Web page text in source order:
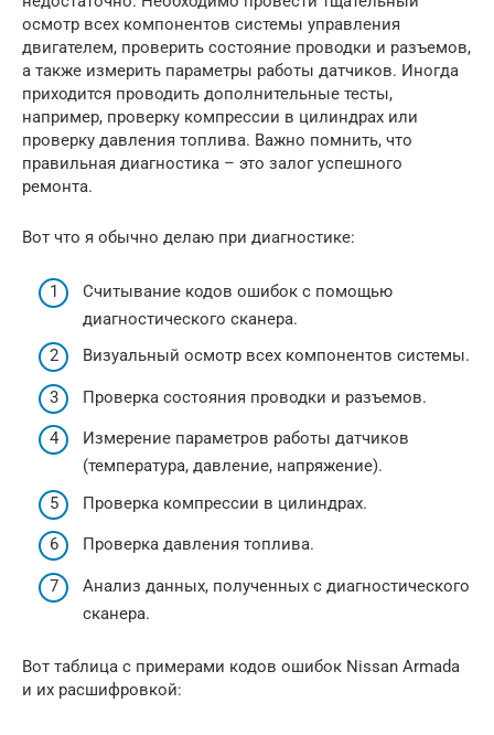
осмотр всех компонентов системы управления
двигателем, проверить состояние проводки и разъемов,
а также измерить параметры работы датчиков. Иногда
приходится проводить дополнительные тесты,
например, проверку компрессии в цилиндрах или
проверку давления топлива. Важно помнить, что
правильная диагностика – это залог успешного
ремонта.
Вот что я обычно делаю при диагностике:
Считывание кодов ошибок с помощью
диагностического сканера.
Визуальный осмотр всех компонентов системы.
Проверка состояния проводки и разъемов.
Измерение параметров работы датчиков
(температура, давление, напряжение).
Проверка компрессии в цилиндрах.
Проверка давления топлива.
Анализ данных, полученных с диагностического
сканера.
Вот таблица с примерами кодов ошибок Nissan Armada
и их расшифровкой: